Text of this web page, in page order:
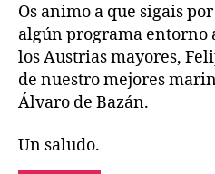
Os animo a que sigais
algún programa entorno
los Austrias mayores,
de nuestro mejores
Álvaro de Bazán.
Un saludo.